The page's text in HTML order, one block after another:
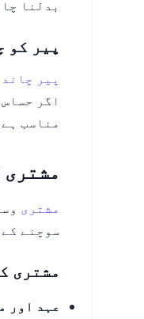
بدلنا
پیر کو
پیر
اگر
مناسب
مشتری
سوچنے
مشتری
عہد اور